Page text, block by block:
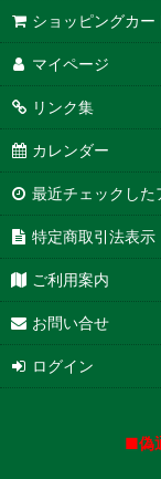
ショッピングカー
マイページ
リンク集
カレンダー
最近チェックした
特定商取引法表示
ご利用案内
お問い合せ
ログイン
■偽